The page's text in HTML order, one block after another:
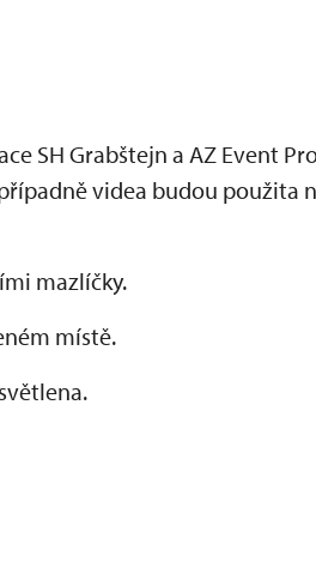
SH Grabštejn a AZ Event
videa budou použita
mazlíčky.
místě.